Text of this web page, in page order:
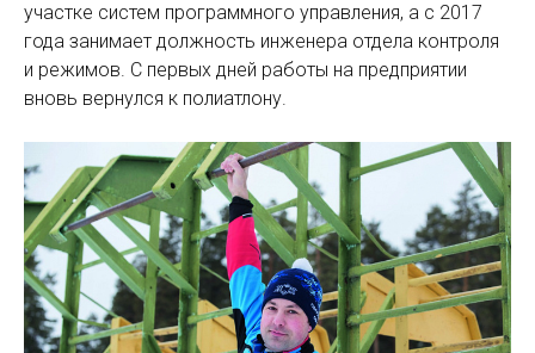
участке систем программного управления, а с 2017
года занимает должность инженера отдела контроля
и режимов. С первых дней работы на предприятии
вновь вернулся к полиатлону.